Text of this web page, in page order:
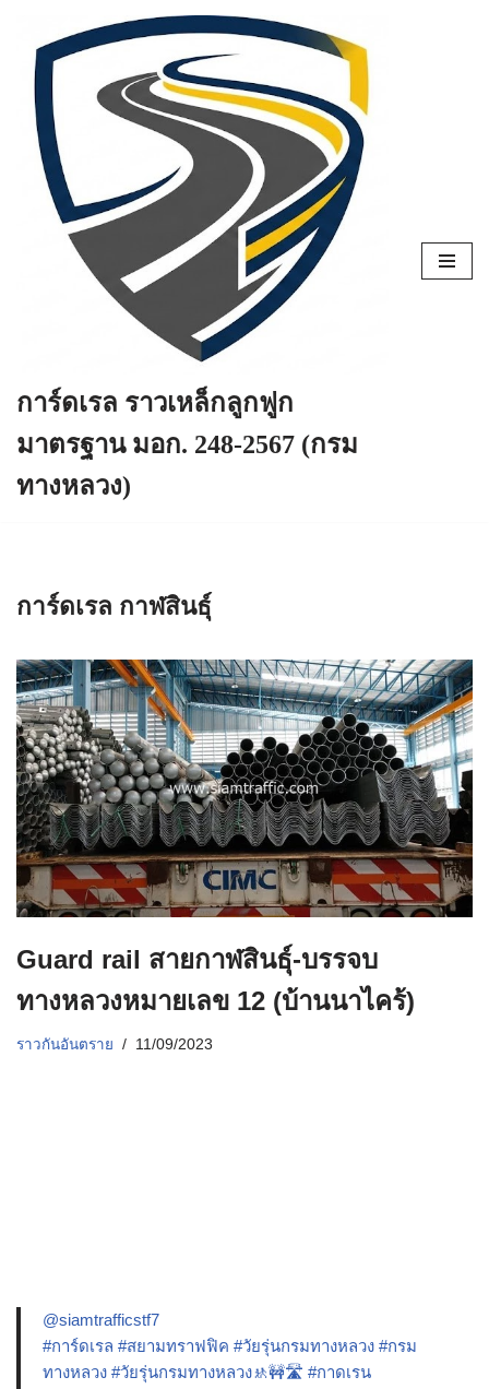
Skip
content
การ์ดเรล ราวเหล็กลูกฟูก
มาตรฐาน มอก. 248-2567 (กรม
ทางหลวง)
การ์ดเรล กาฬสินธุ์
Guard rail สายกาฬสินธุ์-บรรจบ
ทางหลวงหมายเลข 12 (บ้านนาไคร้)
ราวกันอันตราย 11/09/2023
@siamtrafficstf7
#การ์ดเรล #สยามทราฟฟิค #วัยรุ่นกรมทางหลวง #กรม
ทางหลวง #วัยรุ่นกรมทางหลวง🚸🚧🛣️ #กาดเรน